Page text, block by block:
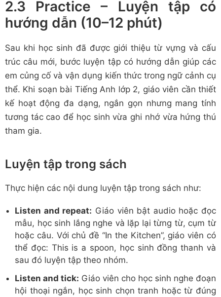
2.3 Practice – Luyện tập có
hướng dẫn (10–12 phút)
Sau khi học sinh đã được giới thiệu từ vựng và cấu
trúc câu mới, bước luyện tập có hướng dẫn giúp các
em củng cố và vận dụng kiến thức trong ngữ cảnh cụ
thể. Khi soạn bài Tiếng Anh lớp 2, giáo viên cần thiết
kế hoạt động đa dạng, ngắn gọn nhưng mang tính
tương tác cao để học sinh vừa ghi nhớ vừa hứng thú
tham gia.
Luyện tập trong sách
Thực hiện các nội dung luyện tập trong sách như:
Listen and repeat: Giáo viên bật audio hoặc đọc
mẫu, học sinh lắng nghe và lặp lại từng từ, cụm từ
hoặc câu. Với chủ đề “In the Kitchen”, giáo viên có
thể đọc: This is a spoon, học sinh đồng thanh và
sau đó luyện tập theo nhóm.
Listen and tick: Giáo viên cho học sinh nghe đoạn
hội thoại ngắn, học sinh chọn tranh hoặc từ đúng